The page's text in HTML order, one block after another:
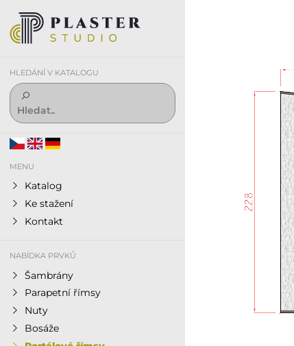
HLEDÁNÍ V KATALOGU
MENU
Katalog
Ke stažení
Kontakt
NABÍDKA PRVKŮ
Šambrány
Parapetní římsy
Nuty
Bosáže